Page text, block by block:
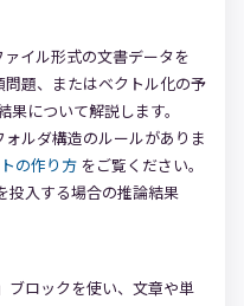
イル形式の文書データを
題、またはベクトル化の予
について解説します。
ルダ構造のルールがありま
の作り方 をご覧ください。
投入する場合の推論結果
ブロックを使い、文章や単